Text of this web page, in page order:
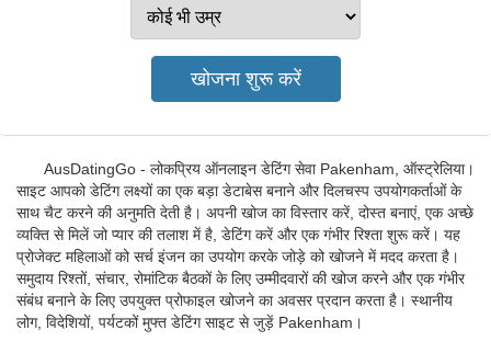
AusDatingGo - लोकप्रिय ऑनलाइन डेटिंग सेवा Pakenham, ऑस्ट्रेलिया।
साइट आपको डेटिंग लक्ष्यों का एक बड़ा डेटाबेस बनाने और दिलचस्प उपयोगकर्ताओं के
साथ चैट करने की अनुमति देती है। अपनी खोज का विस्तार करें, दोस्त बनाएं, एक अच्छे
व्यक्ति से मिलें जो प्यार की तलाश में है, डेटिंग करें और एक गंभीर रिश्ता शुरू करें। यह
प्रोजेक्ट महिलाओं को सर्च इंजन का उपयोग करके जोड़े को खोजने में मदद करता है।
समुदाय रिश्तों, संचार, रोमांटिक बैठकों के लिए उम्मीदवारों की खोज करने और एक गंभीर
संबंध बनाने के लिए उपयुक्त प्रोफाइल खोजने का अवसर प्रदान करता है। स्थानीय
लोग, विदेशियों, पर्यटकों मुफ्त डेटिंग साइट से जुड़ें Pakenham।